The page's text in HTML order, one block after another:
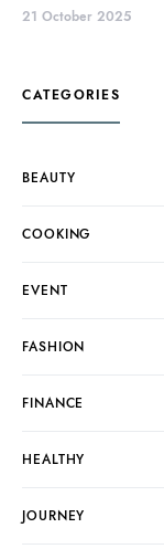
21 October 2025
CATEGORIES
BEAUTY
COOKING
EVENT
FASHION
FINANCE
HEALTHY
JOURNEY